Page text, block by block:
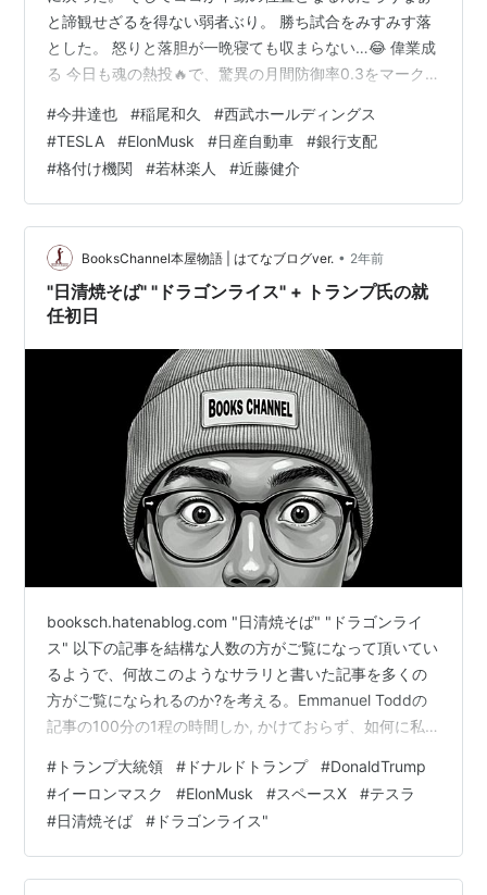
と諦観せざるを得ない弱者ぶり。 勝ち試合をみすみす落
とした。 怒りと落胆が一晩寝ても収まらない…😂 偉業成
る 今日も魂の熱投🔥で、驚異の月間防御率0.3をマーク
(出所:共同通信社/ OTTO) あの鉄腕稲尾さんの記録に並ぶ
歴史に残る存在となった日に。。。 ライオンズの歴史と
伝統へのリスペクトも深いたっちゃんには感慨深くも悔
しい日となったろう youtu.be それに引き換え、タイラー
と隼の魂が腑抜けたかの様なピッチングは一体何だった
のか。。…
#今井達也 #稲尾和久 #西武ホールディングス
#TESLA #ElonMusk #日産自動車 #銀行支配
#格付け機関 #若林楽人 #近藤健介
BooksChannel本屋物語 | はてなブログver. • 2年前
"日清焼そば" "ドラゴンライス" + トランプ氏の就
任初日
booksch.hatenablog.com "日清焼そば" "ドラゴンライ
ス" 以下の記事を結構な人数の方がご覧になって頂いてい
るようで、何故このようなサラリと書いた記事を多くの
方がご覧になられるのか?を考える。Emmanuel Toddの
記事の100分の1程の時間しか, かけておらず、如何に私
思い知る。でGoogleで「神の粉末ソース」と検索をかけ
ると1page目に出てきて、SEOの恐ろしさを知る。しか
し、私の記事を読んで、一人や二人の方が「ドラゴンラ
イス」を試して下さったかもしれない?? 私はこの即席料
理が大好物であり、間違いなく死ぬ…
# トランプ大統領 # ドナルドトランプ #DonaldTrump
#イーロンマスク #ElonMusk #スペースX #テスラ
#日清焼そば # ドラゴンライス"